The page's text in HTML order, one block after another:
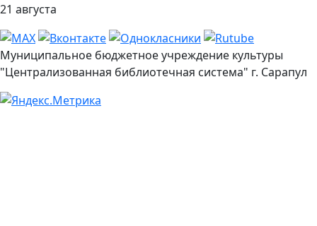
21 августа
Муниципальное бюджетное учреждение культуры
"Централизованная библиотечная система" г. Сарапул